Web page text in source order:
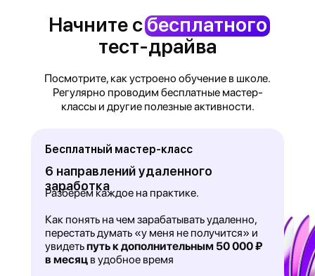
Начните сбесплатного
тест-драйва
Посмотрите, как устроено обучение в школе.
Регулярно проводим бесплатные мастер-
классы и другие полезные активности.
6 направлений удаленного
заработка
Разберём каждое на практике.
Как понять на чем зарабатывать удаленно,
перестать думать «у меня не получится» и
увидетьпуть к дополнительным 50 000 ₽
в месяц в удобное время
Бесплатный мастер-класс